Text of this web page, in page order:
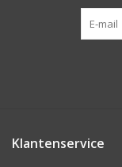
Klantenservice